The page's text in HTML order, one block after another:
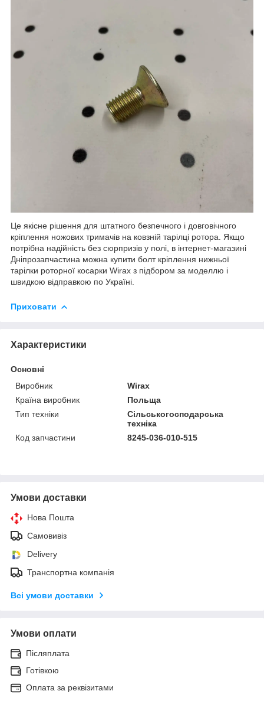
Це якісне рішення для штатного безпечного і довговічного
кріплення ножових тримачів на ковзній тарілці ротора. Якщо
потрібна надійність без сюрпризів у полі, в інтернет-магазині
Дніпрозапчастина можна купити болт кріплення нижньої
тарілки роторної косарки Wirax з підбором за моделлю і
швидкою відправкою по Україні.
Приховати
Характеристики
Основні
Виробник
Wirax
Країна виробник
Польща
Тип техніки
Сільськогосподарська
техніка
Код запчастини
8245-036-010-515
Умови доставки
Нова Пошта
Самовивіз
Delivery
Транспортна компанія
Всі умови доставки
Умови оплати
Післяплата
Готівкою
Оплата за реквізитами